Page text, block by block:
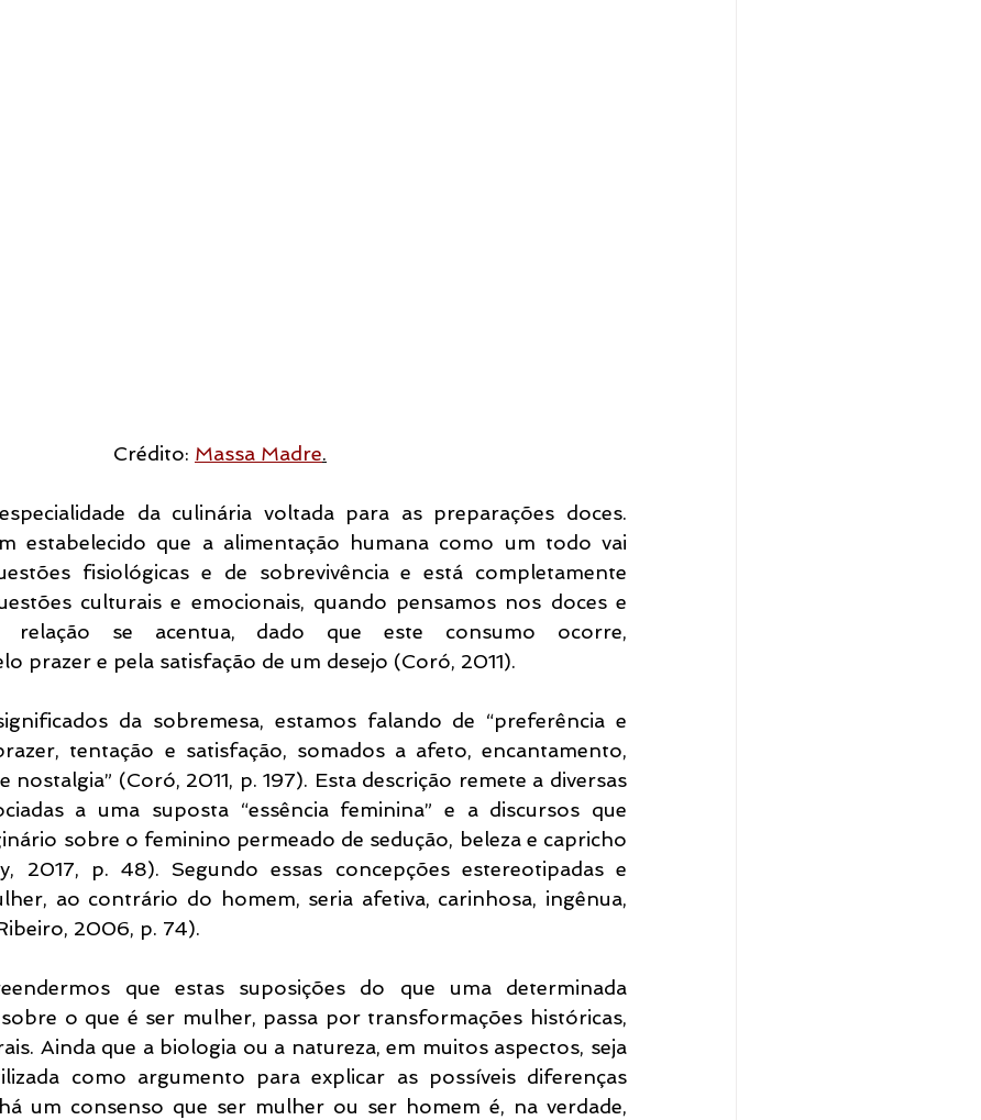
Crédito: Massa Madre.
da culinária voltada para as preparações doces.
estabelecido que a alimentação humana como um todo vai
fisiológicas e de sobrevivência e está completamente
culturais e emocionais, quando pensamos nos doces e
relação se acentua, dado que este consumo ocorre,
prazer e pela satisfação de um desejo (Coró, 2011).
da sobremesa, estamos falando de “preferência e
tentação e satisfação, somados a afeto, encantamento,
(Coró, 2011, p. 197). Esta descrição remete a diversas
a uma suposta “essência feminina” e a discursos que
sobre o feminino permeado de sedução, beleza e capricho
2017, p. 48). Segundo essas concepções estereotipadas e
ao contrário do homem, seria afetiva, carinhosa, ingênua,
2006, p. 74).
que estas suposições do que uma determinada
o que é ser mulher, passa por transformações históricas,
Ainda que a biologia ou a natureza, em muitos aspectos, seja
como argumento para explicar as possíveis diferenças
um consenso que ser mulher ou ser homem é, na verdade,